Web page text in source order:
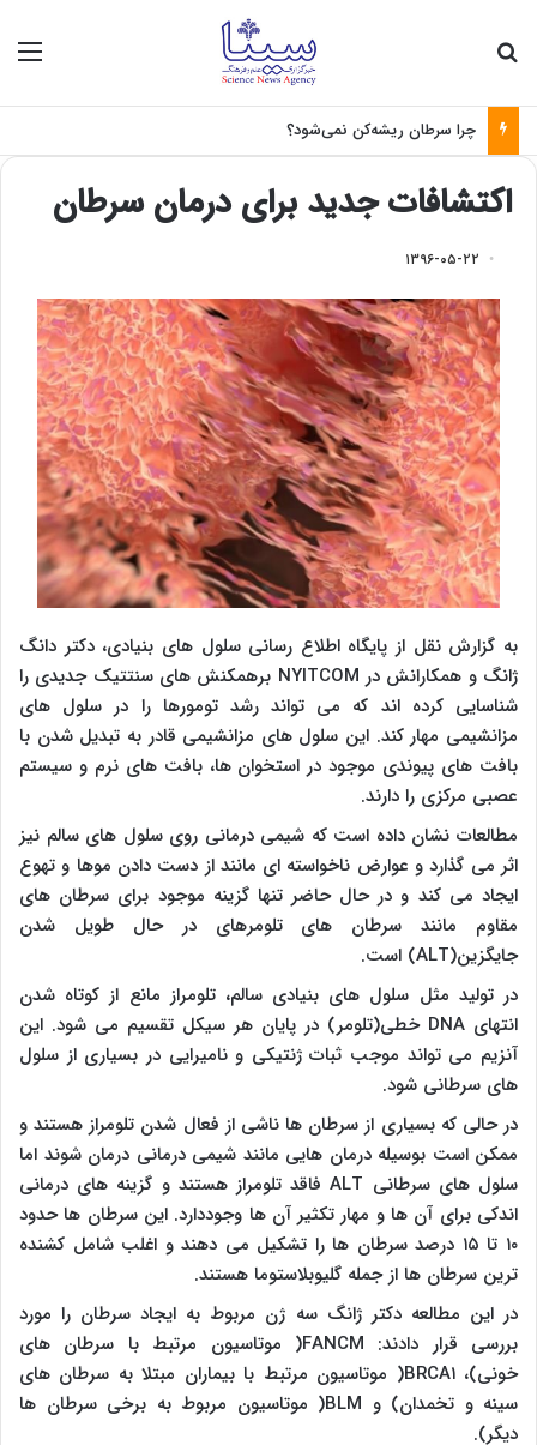
چرا سرطان ریشه‌کن نمی‌شود؟
اکتشافات جدید برای درمان سرطان
۱۳۹۶-۰۵-۲۲
به گزارش نقل از پایگاه اطلاع رسانی سلول های بنیادی، دکتر دانگ
ژانگ و همکارانش در NYITCOM برهمکنش های سنتتیک جدیدی را
شناسایی کرده اند که می تواند رشد تومورها را در سلول های
مزانشیمی مهار کند. این سلول های مزانشیمی قادر به تبدیل شدن با
بافت های پیوندی موجود در استخوان ها، بافت های نرم و سیستم
عصبی مرکزی را دارند.
مطالعات نشان داده است که شیمی درمانی روی سلول های سالم نیز
اثر می گذارد و عوارض ناخواسته ای مانند از دست دادن موها و تهوع
ایجاد می کند و در حال حاضر تنها گزینه موجود برای سرطان های
مقاوم مانند سرطان های تلومرهای در حال طویل شدن
جایگزین(ALT) است.
در تولید مثل سلول های بنیادی سالم، تلومراز مانع از کوتاه شدن
انتهای DNA خطی(تلومر) در پایان هر سیکل تقسیم می شود. این
آنزیم می تواند موجب ثبات ژنتیکی و نامیرایی در بسیاری از سلول
های سرطانی شود.
در حالی که بسیاری از سرطان ها ناشی از فعال شدن تلومراز هستند و
ممکن است بوسیله درمان هایی مانند شیمی درمانی درمان شوند اما
سلول های سرطانی ALT فاقد تلومراز هستند و گزینه های درمانی
اندکی برای آن ها و مهار تکثیر آن ها وجوددارد. این سرطان ها حدود
۱۰ تا ۱۵ درصد سرطان ها را تشکیل می دهند و اغلب شامل کشنده
ترین سرطان ها از جمله گلیوبلاستوما هستند.
در این مطالعه دکتر ژانگ سه ژن مربوط به ایجاد سرطان را مورد
بررسی قرار دادند: FANCM( موتاسیون مرتبط با سرطان های
خونی)، BRCA۱( موتاسیون مرتبط با بیماران مبتلا به سرطان های
سینه و تخمدان) و BLM( موتاسیون مربوط به برخی سرطان ها
دیگر).